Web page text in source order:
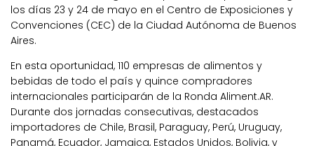
los días 23 y 24 de mayo en el Centro de Exposiciones y
Convenciones (CEC) de la Ciudad Autónoma de Buenos
Aires.
En esta oportunidad, 110 empresas de alimentos y
bebidas de todo el país y quince compradores
internacionales participarán de la Ronda Aliment.AR.
Durante dos jornadas consecutivas, destacados
importadores de Chile, Brasil, Paraguay, Perú, Uruguay,
Panamá, Ecuador, Jamaica, Estados Unidos, Bolivia, y